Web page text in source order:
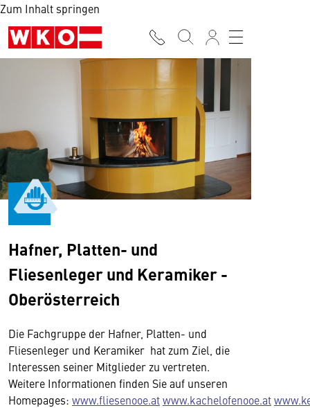
Zum Inhalt springen
Hafner, Platten- und
Fliesenleger und Keramiker -
Oberösterreich
Die Fachgruppe der Hafner, Platten- und
Fliesenleger und Keramiker hat zum Ziel, die
Interessen seiner Mitglieder zu vertreten.
Weitere Informationen finden Sie auf unseren
Homepages: www.fliesenooe.atwww.kachelofenooe.at